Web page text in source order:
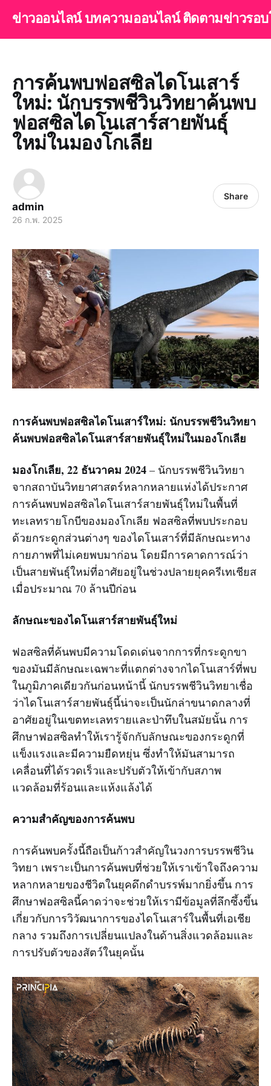
ข่าวออนไลน์ บทความออนไลน์ ติดตามข่าวรอบ
การค้นพบฟอสซิลไดโนเสาร์
ใหม่: นักบรรพชีวินวิทยาค้นพบ
ฟอสซิลไดโนเสาร์สายพันธุ์
ใหม่ในมองโกเลีย
admin
26 ก.พ. 2025
Share
การค้นพบฟอสซิลไดโนเสาร์ใหม่: นักบรรพชีวินวิทยา
ค้นพบฟอสซิลไดโนเสาร์สายพันธุ์ใหม่ในมองโกเลีย
มองโกเลีย, 22 ธันวาคม 2024 – นักบรรพชีวินวิทยา
จากสถาบันวิทยาศาสตร์หลากหลายแห่งได้ประกาศ
การค้นพบฟอสซิลไดโนเสาร์สายพันธุ์ใหม่ในพื้นที่
ทะเลทรายโกบีของมองโกเลีย ฟอสซิลที่พบประกอบ
ด้วยกระดูกส่วนต่างๆ ของไดโนเสาร์ที่มีลักษณะทาง
กายภาพที่ไม่เคยพบมาก่อน โดยมีการคาดการณ์ว่า
เป็นสายพันธุ์ใหม่ที่อาศัยอยู่ในช่วงปลายยุคครีเทเชียส
เมื่อประมาณ 70 ล้านปีก่อน
ลักษณะของไดโนเสาร์สายพันธุ์ใหม่
ฟอสซิลที่ค้นพบมีความโดดเด่นจากการที่กระดูกขา
ของมันมีลักษณะเฉพาะที่แตกต่างจากไดโนเสาร์ที่พบ
ในภูมิภาคเดียวกันก่อนหน้านี้ นักบรรพชีวินวิทยาเชื่อ
ว่าไดโนเสาร์สายพันธุ์นี้น่าจะเป็นนักล่าขนาดกลางที่
อาศัยอยู่ในเขตทะเลทรายและป่าทึบในสมัยนั้น การ
ศึกษาฟอสซิลทำให้เรารู้จักกับลักษณะของกระดูกที่
แข็งแรงและมีความยืดหยุ่น ซึ่งทำให้มันสามารถ
เคลื่อนที่ได้รวดเร็วและปรับตัวให้เข้ากับสภาพ
แวดล้อมที่ร้อนและแห้งแล้งได้
ความสำคัญของการค้นพบ
การค้นพบครั้งนี้ถือเป็นก้าวสำคัญในวงการบรรพชีวิน
วิทยา เพราะเป็นการค้นพบที่ช่วยให้เราเข้าใจถึงความ
หลากหลายของชีวิตในยุคดึกดำบรรพ์มากยิ่งขึ้น การ
ศึกษาฟอสซิลนี้คาดว่าจะช่วยให้เรามีข้อมูลที่ลึกซึ้งขึ้น
เกี่ยวกับการวิวัฒนาการของไดโนเสาร์ในพื้นที่เอเชีย
กลาง รวมถึงการเปลี่ยนแปลงในด้านสิ่งแวดล้อมและ
การปรับตัวของสัตว์ในยุคนั้น